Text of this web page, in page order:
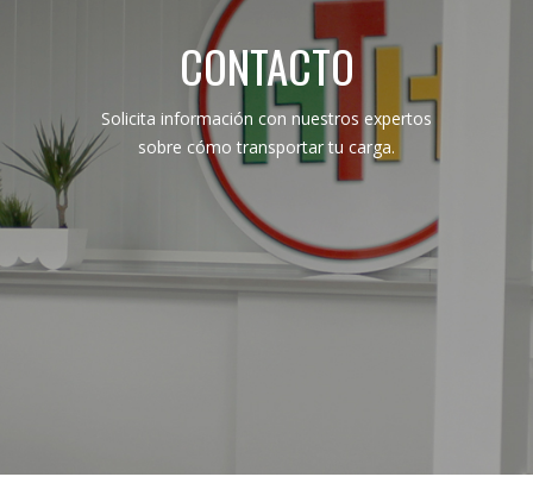
CONTACTO
Solicita información con nuestros expertos
sobre cómo transportar tu carga.